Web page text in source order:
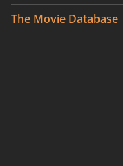
The Movie Database